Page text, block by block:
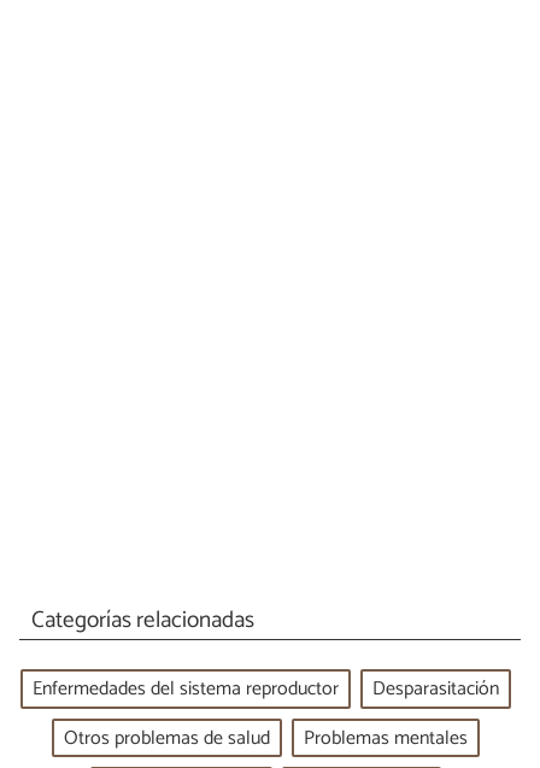
Categorías relacionadas
Enfermedades del sistema reproductor
Desparasitación
Otros problemas de salud
Problemas mentales